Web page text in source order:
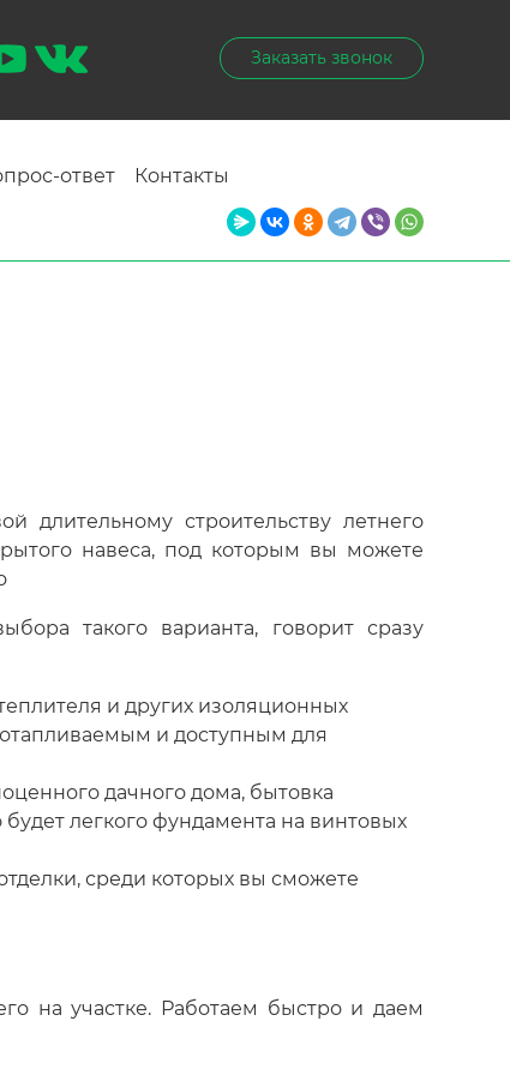
Заказать звонок
ответ Контакты
длительному строительству летнего
навеса, под которым вы можете
такого варианта, говорит сразу
и других изоляционных
и доступным для
дачного дома, бытовка
легкого фундамента на винтовых
среди которых вы сможете
на участке. Работаем быстро и даем